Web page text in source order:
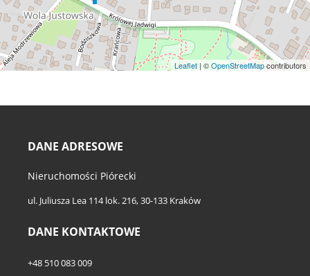
Leaflet| ©OpenStreetMapcontributors
DANE ADRESOWE
Nieruchomości Piórecki
ul. Juliusza Lea 114 lok. 216, 30-133 Kraków
DANE KONTAKTOWE
+48 510 083 009